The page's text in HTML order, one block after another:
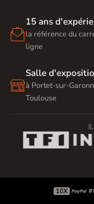

15 ans
la référence du
ligne

Salle
à Portet-sur-
Toulouse
